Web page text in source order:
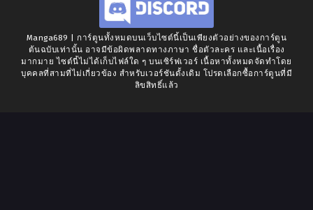
Manga689 | การ์ตูนทั้งหมดบนเว็บไซต์นี้เป็นเพียงตัวอย่างของการ์ตูน
ต้นฉบับเท่านั้น อาจมีข้อผิดพลาดทางภาษา ชื่อตัวละคร และเนื้อเรื่อง
มากมาย ไซต์นี้ไม่ได้เก็บไฟล์ใด ๆ บนเซิร์ฟเวอร์ เนื้อหาทั้งหมดจัดทำโดย
บุคคลที่สามที่ไม่เกี่ยวข้อง สำหรับเวอร์ชันดั้งเดิม โปรดเลือกซื้อการ์ตูนที่มี
ลิขสิทธิ์แล้ว